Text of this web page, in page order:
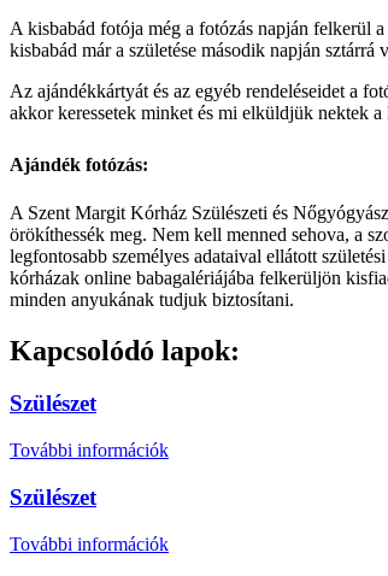
A kisbabád fotója még a fotózás napján felkerül
kisbabád már a születése második napján sztárrá
Az ajándékkártyát és az egyéb rendeléseidet a
akkor keressetek minket és mi elküldjük nektek a
Ajándék fotózás:
A Szent Margit Kórház Szülészeti és
örökíthessék meg. Nem kell menned sehova, a
legfontosabb személyes adataival ellátott
kórházak online babagalériájába felkerüljön
minden anyukának tudjuk biztosítani.
Kapcsolódó lapok:
Szülészet
További információk
Szülészet
További információk